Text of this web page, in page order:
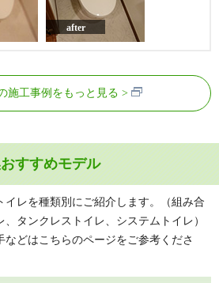
after
施工事例をもっと見る
すすめモデル
イレを種類別にご紹介します。（組み合
タンクレストイレ、システムトイレ）
どはこちらのページをご参考くださ